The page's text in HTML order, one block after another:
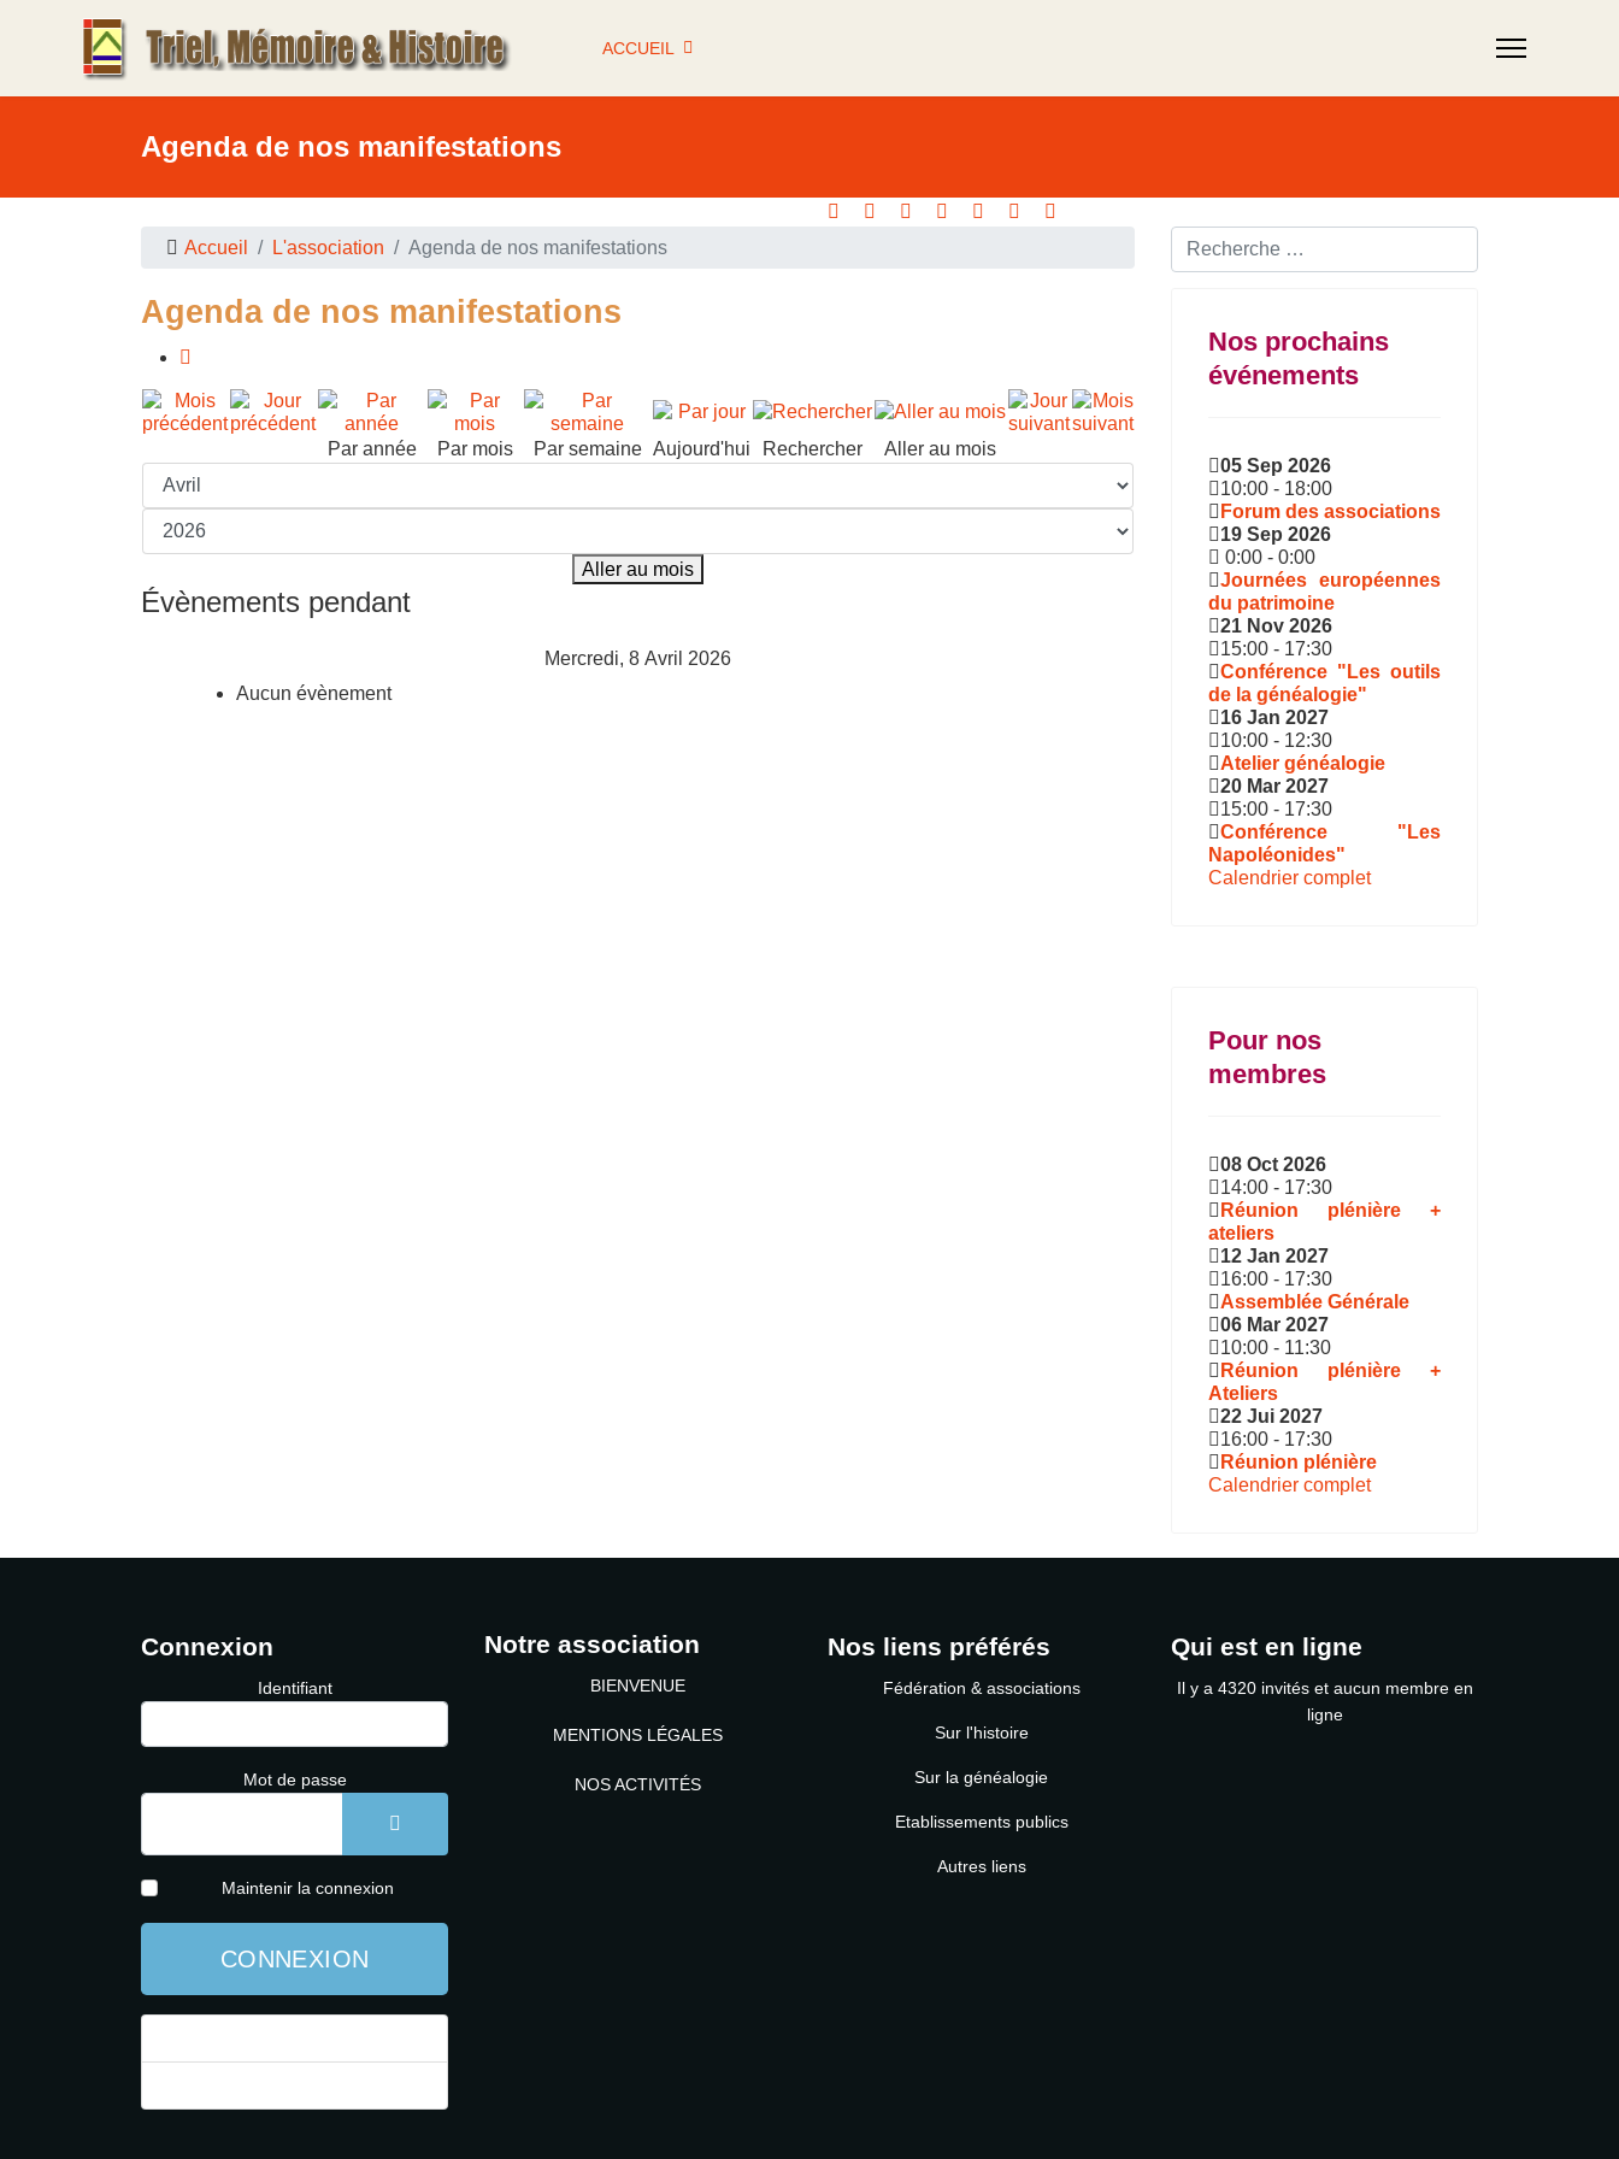
ACCUEIL
Agenda de nos manifestations
Accueil L'association Agenda de nos manifestations
Rechercher ...
Agenda de nos manifestations
Par année Par mois Par semaine Aujourd'hui Rechercher Aller au mois
Aller au mois
Évènements pendant
Mercredi, 8 Avril 2026
Aucun évènement
Nos prochains
événements
05 Sep 2026
10:00 - 18:00
Forum des associations
19 Sep 2026
0:00 - 0:00
Journées européennes
du patrimoine
21 Nov 2026
15:00 - 17:30
Conférence "Les outils
de la généalogie"
16 Jan 2027
10:00 - 12:30
Atelier généalogie
20 Mar 2027
15:00 - 17:30
Conférence "Les
Napoléonides"
Calendrier complet
Pour nos
membres
08 Oct 2026
14:00 - 17:30
Réunion plénière +
ateliers
12 Jan 2027
16:00 - 17:30
Assemblée Générale
06 Mar 2027
10:00 - 11:30
Réunion plénière +
Ateliers
22 Jui 2027
16:00 - 17:30
Réunion plénière
Calendrier complet
Connexion
Identifiant
Mot de passe
AFFICHER LE MOT DE PASSE
Maintenir la connexion
CONNEXION
Notre association
BIENVENUE
MENTIONS LÉGALES
NOS ACTIVITÉS
Nos liens préférés
Fédération & associations
Sur l'histoire
Sur la généalogie
Etablissements publics
Autres liens
Qui est en ligne
Il y a 4320 invités et aucun membre en
ligne